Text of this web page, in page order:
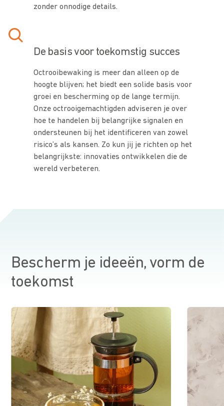
zonder onnodige details.
De basis voor toekomstig succes
Octrooibewaking is meer dan alleen op de
hoogte blijven; het biedt een solide basis voor
groei en bescherming op de lange termijn.
Onze octrooigemachtigden adviseren je over
hoe te handelen bij belangrijke signalen en
ondersteunen bij het identificeren van zowel
risico’s als kansen. Zo kun jij je richten op het
belangrijkste: innovaties ontwikkelen die de
wereld verbeteren.
Bescherm je ideeën, vorm de
toekomst